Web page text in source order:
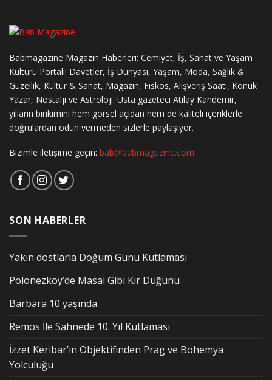
Babmagazine Magazin Haberleri; Cemiyet, İş, Sanat ve Yaşam
Kültürü Portalı! Davetler, İş Dünyası, Yaşam, Moda, Sağlık &
Güzellik, Kültür & Sanat, Magazin, Fiskos, Alışveriş Saati, Konuk
Yazar, Nostalji ve Astroloji. Usta gazeteci Atılay Kandemir,
yılların birikimini hem görsel açıdan hem de kaliteli içeriklerle
doğrulardan ödün vermeden sizlerle paylaşıyor.
Bizimle iletişime geçin: bab@babmagazine.com
SON HABERLER
Yakın dostlarla Doğum Günü Kutlaması
Polonezköy’de Masal Gibi Kır Düğünü
Barbara 10 yaşında
Remos İle Sahnede 10. Yıl Kutlaması
İzzet Keribar’ın Objektifinden Prag ve Bohemya
Yolculuğu